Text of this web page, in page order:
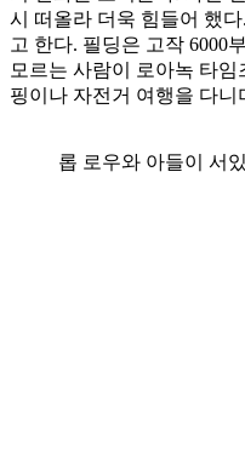
시 떠올라 더욱 힘들어 했
고 한다. 필딩은 고작 6000
모르는 사람이 로아녹 타
핑이나 자전거 여행을 다
롭 로우와 아들이 서